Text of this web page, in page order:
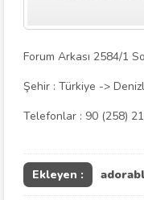
Forum Arkası 2584/1
Şehir : Türkiye ->
Telefonlar : 90 (258)
Ekleyen :